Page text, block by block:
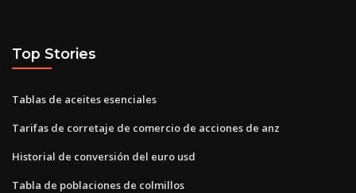
Top Stories
Tablas de aceites esenciales
Tarifas de corretaje de comercio de acciones de anz
Historial de conversión del euro usd
Tabla de poblaciones de colmillos